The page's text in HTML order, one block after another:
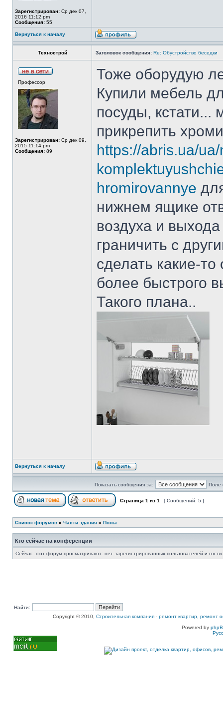
Зарегистрирован: Ср дек 07,
2016 11:12 pm
Сообщения: 55
Вернуться к началу
Технострой Заголовок сообщения: Re: Обустройство беседки
Профессор
Зарегистрирован: Ср дек 09,
2015 11:14 pm
Сообщения: 89
Тоже оборудую
Купили мебель
посуды, кстати...
прикрепить
https://abris.ua/
hromirovannye
нижнем ящике
воздуха и
граничить с
сделать какие-
более быстрого
Такого плана..
Вернуться к началу
Показать сообщения за: Поле
Страница 1 из 1 [ Сообщений: 5 ]
Список форумов » Части здания » Полы
Кто сейчас на конференции
Сейчас этот форум просматривают: нет зарегистрированных пользователей и
Найти:
Copyright © 2010, Строительная компания - ремонт квартир, ремонт
Powered by